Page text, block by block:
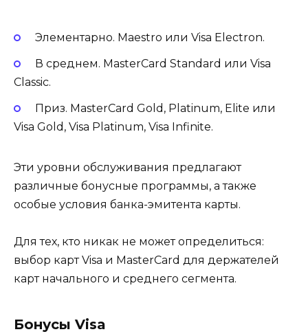
Элементарно. Maestro или Visa Electron.
В среднем. MasterCard Standard или Visa
Classic.
Приз. MasterCard Gold, Platinum, Elite или
Visa Gold, Visa Platinum, Visa Infinite.
Эти уровни обслуживания предлагают
различные бонусные программы, а также
особые условия банка-эмитента карты.
Для тех, кто никак не может определиться:
выбор карт Visa и MasterCard для держателей
карт начального и среднего сегмента.
Бонусы Visa